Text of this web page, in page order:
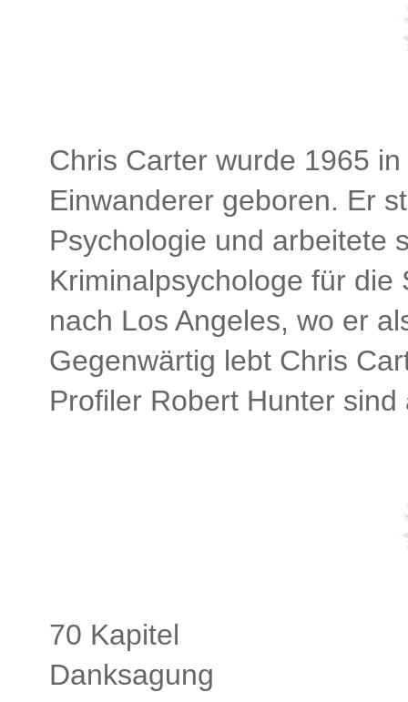
Chris Carter wurde 1965
Einwanderer geboren. Er
Psychologie und arbeitete
Kriminalpsychologe für
nach Los Angeles, wo er
Gegenwärtig lebt Chris
Profiler Robert Hunter
70 Kapitel
Danksagung